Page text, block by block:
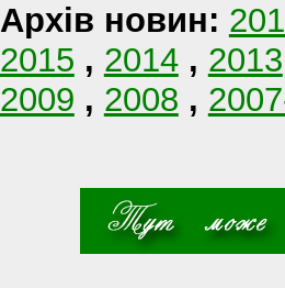
Архів новин:
2015 , 2014, 2013
2009 , 2008 ,